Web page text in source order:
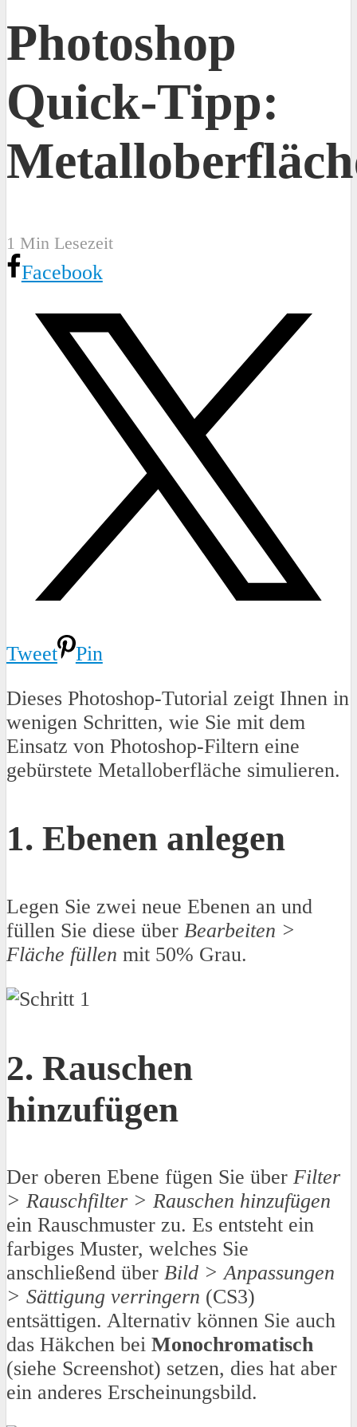
Photoshop
Quick-Tipp:
1 Min Lesezeit
Facebook
Tweet
Pin
Dieses Photoshop-Tutorial zeigt Ihnen in
wenigen Schritten, wie Sie mit dem
Einsatz von Photoshop-Filtern eine
gebürstete Metalloberfläche simulieren.
1. Ebenen anlegen
Legen Sie zwei neue Ebenen an und
füllen Sie diese über Bearbeiten >
Fläche füllen mit 50% Grau.
2. Rauschen
hinzufügen
Der oberen Ebene fügen Sie über Filter
> Rauschfilter > Rauschen hinzufügen
ein Rauschmuster zu. Es entsteht ein
farbiges Muster, welches Sie
anschließend über Bild > Anpassungen
> Sättigung verringern (CS3)
entsättigen. Alternativ können Sie auch
das Häkchen bei Monochromatisch
(siehe Screenshot) setzen, dies hat aber
ein anderes Erscheinungsbild.